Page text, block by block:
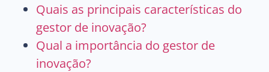
Quais as principais características do
gestor de inovação?
Qual a importância do gestor de
inovação?